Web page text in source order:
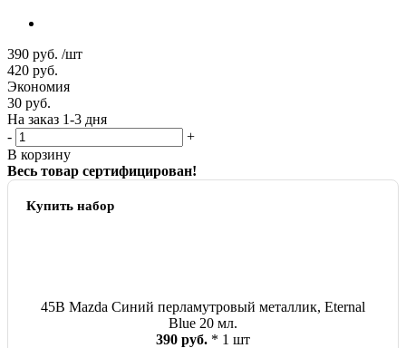
390 руб. /шт
420 руб.
Экономия
30 руб.
На заказ 1-3 дня
-
+
В корзину
Весь товар сертифицирован!
Купить набор
45B Mazda Синий перламутровый металлик, Eternal
Blue 20 мл.
390 руб. * 1 шт